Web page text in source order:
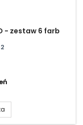
- zestaw 6 farb